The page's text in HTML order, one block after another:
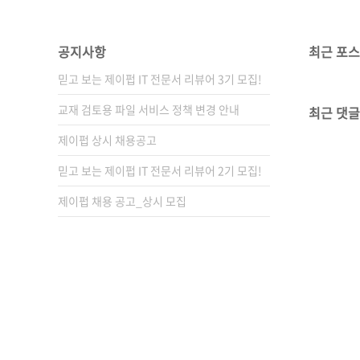
공지사항
믿고 보는 제이펍 IT 전문서 리뷰어 3기 모집!
교재 검토용 파일 서비스 정책 변경 안내
제이펍 상시 채용공고
믿고 보는 제이펍 IT 전문서 리뷰어 2기 모집!
제이펍 채용 공고_상시 모집
최근 포
최근 댓글